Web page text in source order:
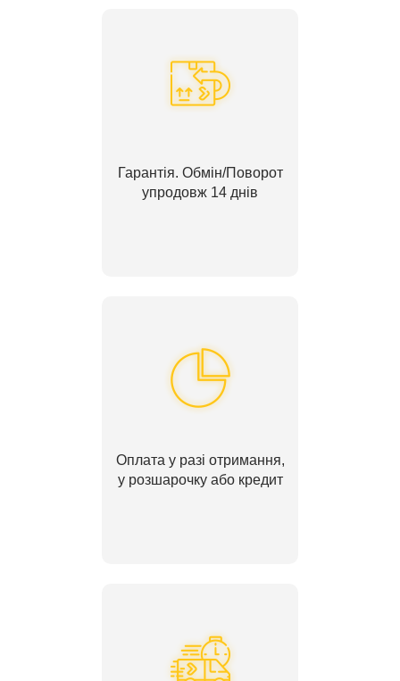
Гарантія. Обмін/Поворот
упродовж 14 днів
Оплата у разі отримання,
у розшарочку або кредит